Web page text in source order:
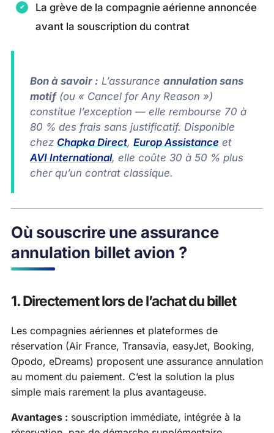
La grève de la compagnie aérienne annoncée
avant la souscription du contrat
Bon à savoir : L’assurance annulation sans
motif(ou « Cancel for Any Reason »)
constitue l’exception — elle rembourse 70 à
80 % des frais sans justificatif. Disponible
chez Chapka Direct, Europ Assistance et
AVI International, elle coûte 30 à 50 % plus
cher qu’un contrat classique.
Où souscrire une assurance
annulation billet avion ?
1. Directement lors de l’achat du billet
Les compagnies aériennes et plateformes de
réservation (Air France, Transavia, easyJet, Booking,
Opodo, eDreams) proposent une assurance annulation
au moment du paiement. C’est la solution la plus
simple mais rarement la plus avantageuse.
Avantages : souscription immédiate, intégrée à la